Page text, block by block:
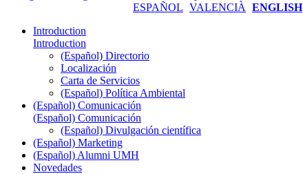
ESPAÑOL VALENCIÀ ENGLISH
Introduction
Introduction
(Español) Directorio
Localización
Carta de Servicios
(Español) Política Ambiental
(Español) Comunicación
(Español) Comunicación
(Español) Divulgación científica
(Español) Marketing
(Español) Alumni UMH
Novedades